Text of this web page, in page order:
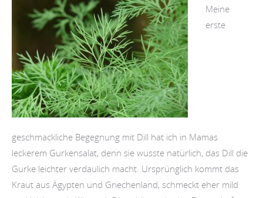
Meine
erste
geschmackliche Begegnung mit Dill hat ich in Mamas
leckerem Gurkensalat, denn sie wusste natürlich, das Dill die
Gurke leichter verdaulich macht. Ursprünglich kommt das
Kraut aus Ägypten und Griechenland, schmeckt eher mild